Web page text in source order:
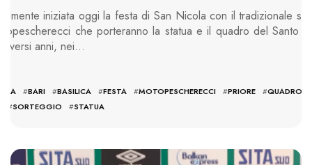
iniziata oggi la festa di San Nicola con il tradizionale
che porteranno la statua e il quadro del Santo
anni, nei…
#BARI #BASILICA #FESTA #MOTOPESCHERECCI #PRIORE #QUADRO
#SORTEGGIO #STATUA